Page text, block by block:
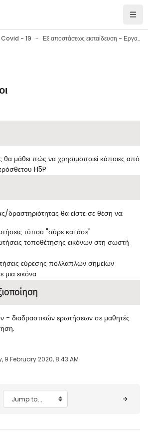
Covid - 19 Εξ αποστάσεως εκπαίδευση - Εργαλεία επικοινωνίας - Εργαλεία συνεργασίας - Συμβουλές
μάθει πώς να χρησιμοποιεί κάποιες από
H5P
δραστηριότητας θα είστε σε θέση να:
τύπου "σύρε και άσε"
τοποθέτησης εικόνων στη σωστή
εύρεσης πολλαπλών σημείων
μια εικόνα
- διαδραστικών ερωτήσεων σε μαθητές
February 2020, 8:43 AM
Jump to...